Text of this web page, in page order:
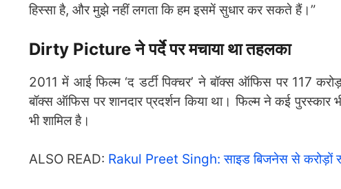
हिस्सा है, और मुझे नहीं लगता कि हम इसमें सुधार कर सकते हैं।”
Dirty Picture ने पर्दे पर मचाया था तहलका
2011 में आई फिल्म ‘द डर्टी पिक्चर’ ने बॉक्स ऑफिस पर 117
बॉक्स ऑफिस पर शानदार प्रदर्शन किया था। फिल्म ने कई पुरस्कार
भी शामिल है।
ALSO READ: Rakul Preet Singh: साइड बिजनेस से करोड़ों